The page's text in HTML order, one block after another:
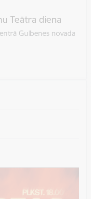
Teātra diena
Gulbenes novada